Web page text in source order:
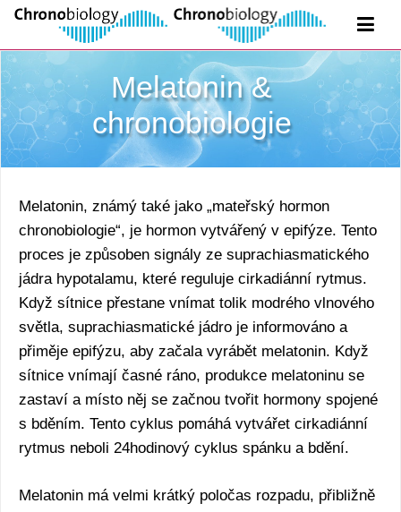
Melatonin &
chronobiologie
Melatonin, známý také jako „mateřský hormon
chronobiologie“, je hormon vytvářený v epifýze. Tento
proces je způsoben signály ze suprachiasmatického
jádra hypotalamu, které reguluje cirkadiánní rytmus.
Když sítnice přestane vnímat tolik modrého vlnového
světla, suprachiasmatické jádro je informováno a
přiměje epifýzu, aby začala vyrábět melatonin. Když
sítnice vnímají časné ráno, produkce melatoninu se
zastaví a místo něj se začnou tvořit hormony spojené
s bděním. Tento cyklus pomáhá vytvářet cirkadiánní
rytmus neboli 24hodinový cyklus spánku a bdění.
Melatonin má velmi krátký poločas rozpadu, přibližně